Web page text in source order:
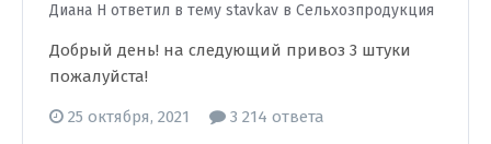
Диана Н ответил в тему stavkav в Сельхозпродукция
Добрый день! на следующий привоз 3 штуки
пожалуйста!
25 октября, 2021 3 214 ответа